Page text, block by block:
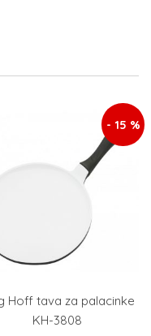
- 15 %
Hoff tava za palacinke
KH-3808